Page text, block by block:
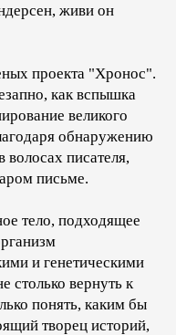
живи он
проекта "Хронос".
как вспышка
великого
обнаружению
писателя,
письме.
тело, подходящее
и генетическими
столько вернуть к
понять, каким бы
творец историй,